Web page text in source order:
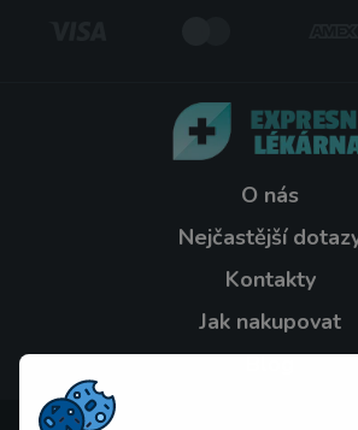
O nás
Nejčastější
Kontakty
Jak nakupovat
Blog